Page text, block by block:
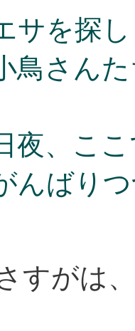
しも
ちや
こで
つづ
すがは